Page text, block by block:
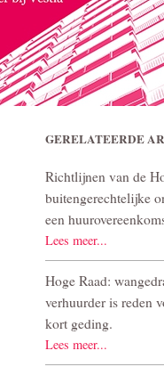
GERELATEERDE
Richtlijnen van de
buitengerechtelijke
een
Lees meer...
Hoge Raad:
verhuurder is reden
kort geding.
Lees meer...